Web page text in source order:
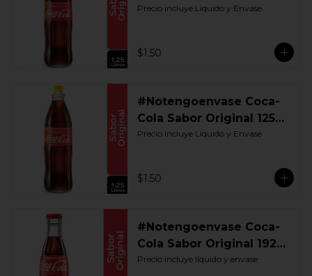
ML. Retornable Gye
Precio incluye Liquido y Envase
$1.50
#Notengoenvase Coca-
Cola Sabor Original 1250
ML. Retornable UIO
Precio incluye Liquido y Envase
$1.50
#Notengoenvase Coca-
Cola Sabor Original 192
ML. Retornable
Precio incluye líquido y envase